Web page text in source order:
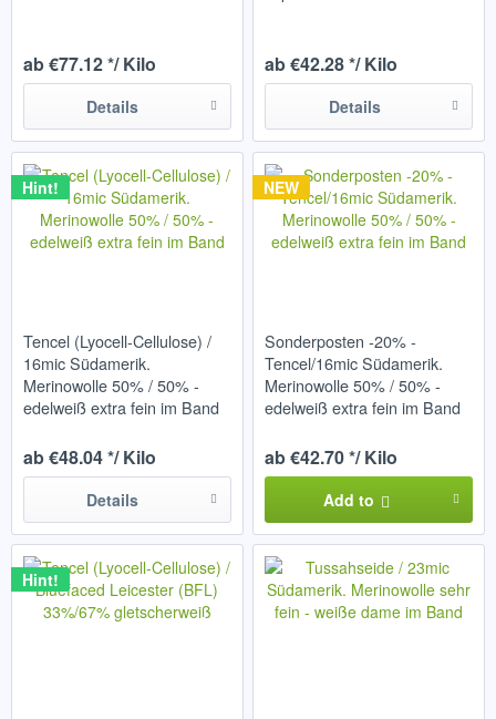
ab €77.12 */ Kilo
Details
ab €42.28 */ Kilo
Details
Hint!
Tencel (Lyocell-Cellulose) /
16mic Südamerik.
Merinowolle 50% / 50% -
edelweiß extra fein im Band
ab €48.04 */ Kilo
Details
NEW
Sonderposten -20% -
Tencel/16mic Südamerik.
Merinowolle 50% / 50% -
edelweiß extra fein im Band
ab €42.70 */ Kilo
Add to
Hint!